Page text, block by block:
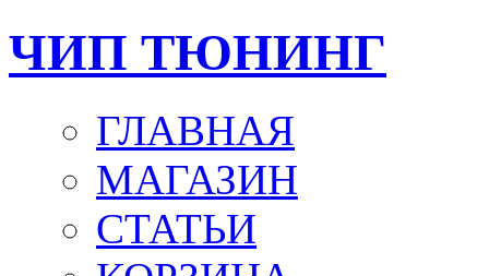
ЧИП ТЮНИНГ
ГЛАВНАЯ
МАГАЗИН
СТАТЬИ